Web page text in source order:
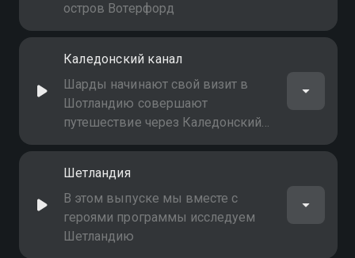
остров Вотерфорд
Каледонский канал
Шарды начинают свой визит в
Шотландию совершают
путешествие через Каледонский
канал, посещая небольшие
археологические памятники на
маршруте
Шетландия
В этом выпуске мы вместе с
героями программы исследуем
Шетландию